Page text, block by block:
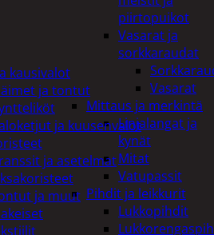
piirtopuikot
Vasarat ja
sorkkaraudat
Vasarat
Mittaus ja merkintä
Linjalangat ja
kynät
Mitat
Vatupassit
Pihdit ja leikkurit
Lukkopihdit
kausivalot
ja tontut
ja kuusenvalot
ja asetelmat
ja muut